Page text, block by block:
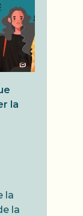
la
la
la